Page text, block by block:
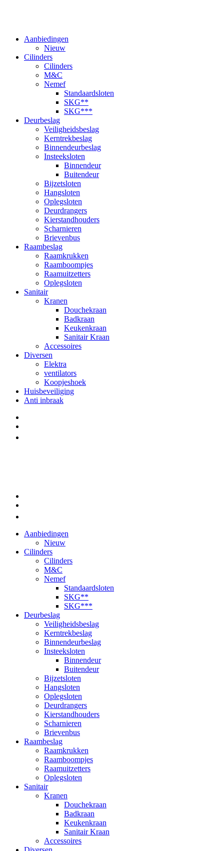
Aanbiedingen
Nieuw
Cilinders
Cilinders
M&C
Nemef
Standaardsloten
SKG**
SKG***
Deurbeslag
Veiligheidsbeslag
Kerntrekbeslag
Binnendeurbeslag
Insteeksloten
Binnendeur
Buitendeur
Bijzetsloten
Hangsloten
Oplegsloten
Deurdrangers
Kierstandhouders
Scharnieren
Brievenbus
Raambeslag
Raamkrukken
Raamboompjes
Raamuitzetters
Oplegsloten
Sanitair
Kranen
Douchekraan
Badkraan
Keukenkraan
Sanitair Kraan
Accessoires
Diversen
Elektra
ventilators
Koopjeshoek
Huisbeveiliging
Anti inbraak
Aanbiedingen
Nieuw
Cilinders
Cilinders
M&C
Nemef
Standaardsloten
SKG**
SKG***
Deurbeslag
Veiligheidsbeslag
Kerntrekbeslag
Binnendeurbeslag
Insteeksloten
Binnendeur
Buitendeur
Bijzetsloten
Hangsloten
Oplegsloten
Deurdrangers
Kierstandhouders
Scharnieren
Brievenbus
Raambeslag
Raamkrukken
Raamboompjes
Raamuitzetters
Oplegsloten
Sanitair
Kranen
Douchekraan
Badkraan
Keukenkraan
Sanitair Kraan
Accessoires